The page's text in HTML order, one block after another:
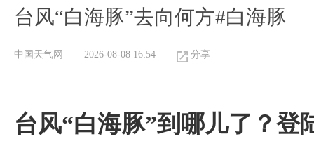
台风“白海豚”去向何方#白海豚
中国天气网 2026-08-08 16:54 分享
台风“白海豚”到哪儿了？登